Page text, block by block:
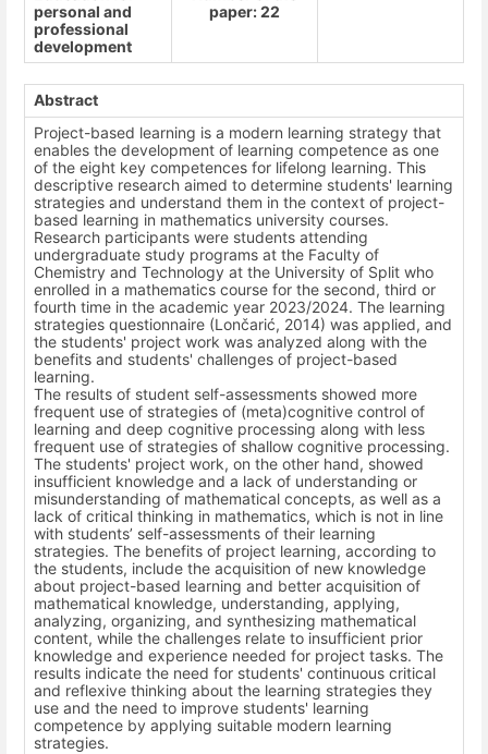
personal and
professional
development
paper: 22
Abstract
Project-based learning is a modern learning strategy that
enables the development of learning competence as one
of the eight key competences for lifelong learning. This
descriptive research aimed to determine students' learning
strategies and understand them in the context of project-
based learning in mathematics university courses.
Research participants were students attending
undergraduate study programs at the Faculty of
Chemistry and Technology at the University of Split who
enrolled in a mathematics course for the second, third or
fourth time in the academic year 2023/2024. The learning
strategies questionnaire (Lončarić, 2014) was applied, and
the students' project work was analyzed along with the
benefits and students' challenges of project-based
learning.
The results of student self-assessments showed more
frequent use of strategies of (meta)cognitive control of
learning and deep cognitive processing along with less
frequent use of strategies of shallow cognitive processing.
The students' project work, on the other hand, showed
insufficient knowledge and a lack of understanding or
misunderstanding of mathematical concepts, as well as a
lack of critical thinking in mathematics, which is not in line
with students’ self-assessments of their learning
strategies. The benefits of project learning, according to
the students, include the acquisition of new knowledge
about project-based learning and better acquisition of
mathematical knowledge, understanding, applying,
analyzing, organizing, and synthesizing mathematical
content, while the challenges relate to insufficient prior
knowledge and experience needed for project tasks. The
results indicate the need for students' continuous critical
and reflexive thinking about the learning strategies they
use and the need to improve students' learning
competence by applying suitable modern learning
strategies.